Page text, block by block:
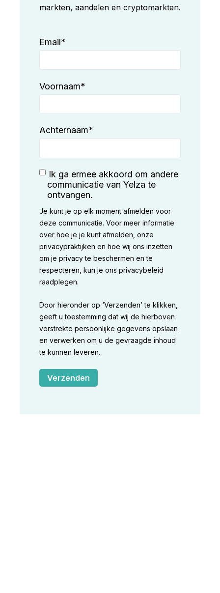
markten, aandelen en cryptomarkten.
Email*
Voornaam*
Achternaam*
Ik ga ermee akkoord om andere
communicatie van Yelza te
ontvangen.
Je kunt je op elk moment afmelden voor
deze communicatie. Voor meer informatie
over hoe je je kunt afmelden, onze
privacypraktijken en hoe wij ons inzetten
om je privacy te beschermen en te
respecteren, kun je ons privacybeleid
raadplegen.
Door hieronder op ‘Verzenden’ te klikken,
geeft u toestemming dat wij de hierboven
verstrekte persoonlijke gegevens opslaan
en verwerken om u de gevraagde inhoud
te kunnen leveren.